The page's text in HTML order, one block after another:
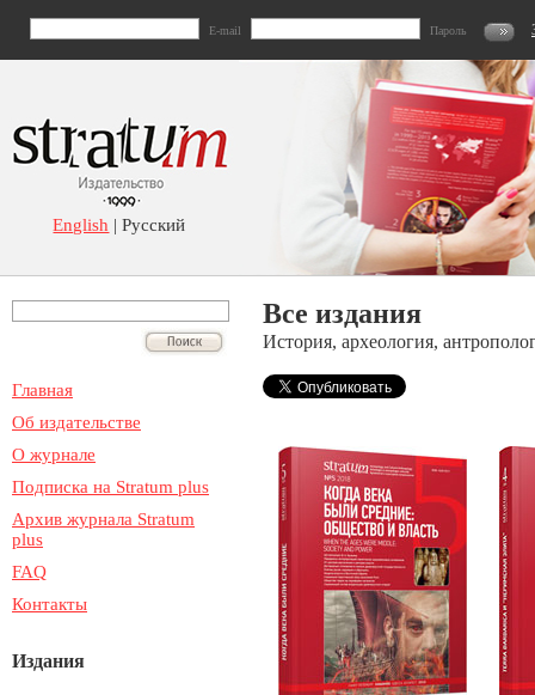
E-mail Пароль
English | Русский
Главная
Об издательстве
О журнале
Подписка на Stratum plus
Архив журнала Stratum
plus
FAQ
Контакты
Издания
Все издания
История, археология,